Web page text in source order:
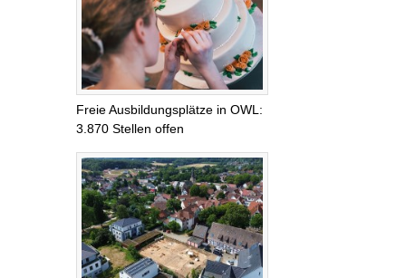
Freie Ausbildungsplätze in OWL:
3.870 Stellen offen